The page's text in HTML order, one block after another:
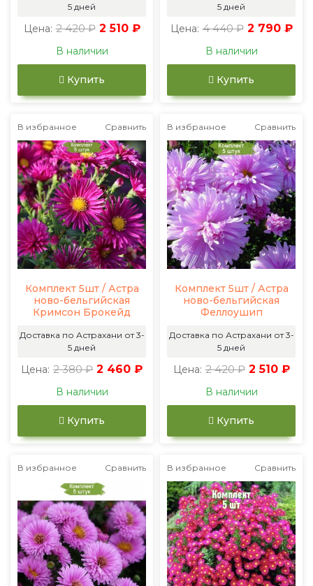
5 дней
Цена: 2 420 ₽ 2 510 ₽
В наличии
Купить
5 дней
Цена: 4 440 ₽ 2 790 ₽
В наличии
Купить
В избранное Сравнить
Комплект 5шт / Астра
ново-бельгийская
Кримсон Брокейд
Доставка по Астрахани от 3-
5 дней
Цена: 2 380 ₽ 2 460 ₽
В наличии
Купить
В избранное Сравнить
Комплект 5шт / Астра
ново-бельгийская
Феллоушип
Доставка по Астрахани от 3-
5 дней
Цена: 2 420 ₽ 2 510 ₽
В наличии
Купить
В избранное Сравнить В избранное Сравнить